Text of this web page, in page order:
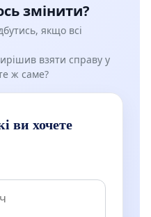
змінити?
якщо всі
взяти справу у
ж саме?
ви хочете